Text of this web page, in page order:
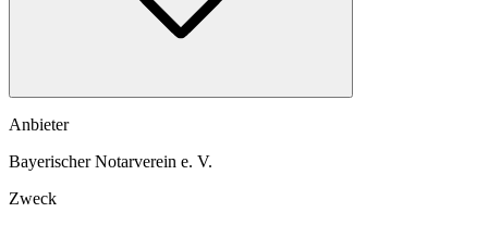
Anbieter
Bayerischer Notarverein e. V.
Zweck